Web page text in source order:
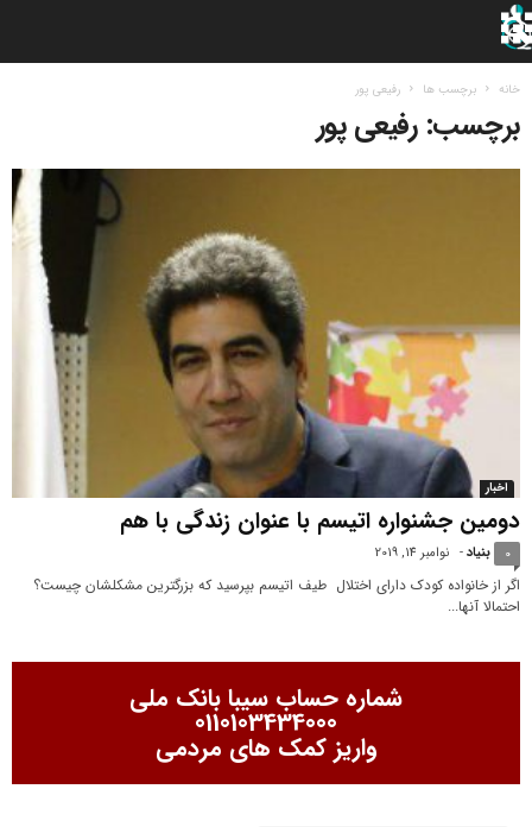
خانه برچسب ها رفیعی پور
برچسب: رفیعی پور
اخبار
دومین جشنواره اتیسم با عنوان زندگی با هم
بنیاد- نوامبر 14, 2019 0
اگر از خانواده کودک دارای اختلال طیف اتیسم بپرسید که بزرگترین مشکلشان چیست؟
احتمالا آنها...
شماره حساب سیبا بانک ملی
0110103434000
واریز کمک های مردمی